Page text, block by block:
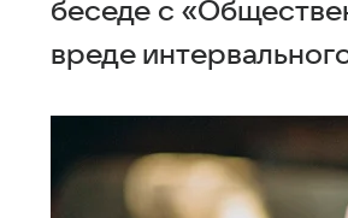
беседе с
вреде